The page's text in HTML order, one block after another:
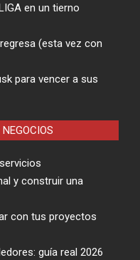
en un tierno
(esta vez con
para vencer a sus
y construir una
con tus proyectos
guía real 2026